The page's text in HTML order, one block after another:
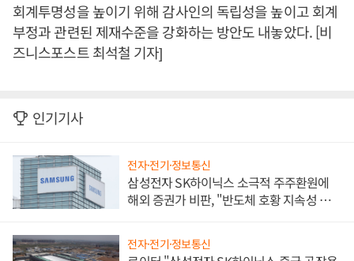
회계투명성을 높이기 위해 감사인의 독립성을 높이고 회계
부정과 관련된 제재수준을 강화하는 방안도 내놓았다. [비
즈니스포스트 최석철 기자]
인기기사
전자·전기·정보통신
삼성전자 SK하이닉스 소극적 주주환원에
해외 증권가 비판, "반도체 호황 지속성 의
전자·전기·정보통신